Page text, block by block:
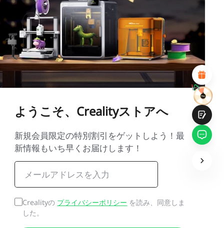
不満足
1
2 3 4 7 8 9 10
*
あなたの満足度の理由
魅力的なビジュアルデザイン
適切な商品推薦
明確なナビゲーションとカテゴリ
豊富なコンテンツ
高速ページロード
ようこそ、Crealityストアへ
新規会員限定の特別割引をゲットしよう！最
新情報もいち早くお届けします！
Crealityの プライバシーポリシー を読み、同意しま
した。